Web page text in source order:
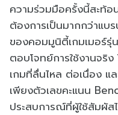
ความร่วมมือครั้งนี้สะท้
ต้องการเป็นมากกว่าแบ
ของคอมมูนิตี้เกมเมอร์รุ่
ตอบโจทย์การใช้งานจริ
เกมที่ลื่นไหล ต่อเนื่อง แ
เพียงตัวเลขคะแนน
ประสบการณ์ที่ผู้ใช้สัมผัส